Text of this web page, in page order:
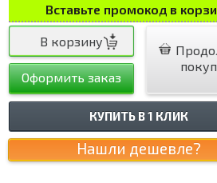
Вставьте промокод в
Оформить заказ
КУПИТЬ В 1 КЛИК